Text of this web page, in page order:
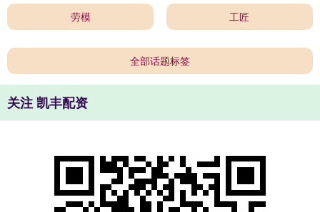
劳模 工匠
全部话题标签
关注 凯丰配资